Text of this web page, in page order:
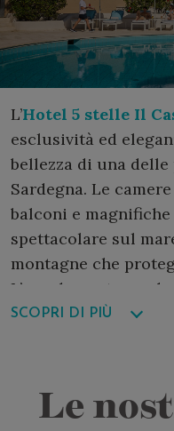
L’Hotel 5 stelle Il
esclusività ed
bellezza di una
Sardegna. Le
balconi e
spettacolare sul
montagne che
L’arredamento
dell’artigianato
meravigliosa
SCOPRI DI PIÙ
Le